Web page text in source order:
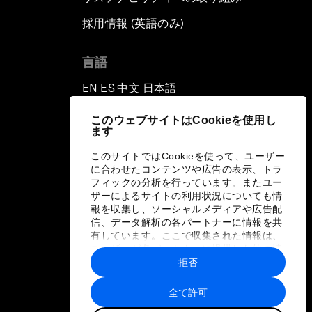
このウェブサイトはCookieを使用し
ます
このサイトではCookieを使って、ユーザー
に合わせたコンテンツや広告の表示、トラ
フィックの分析を行っています。またユー
ザーによるサイトの利用状況についても情
報を収集し、ソーシャルメディアや広告配
信、データ解析の各パートナーに情報を共
有しています。ここで収集された情報は、
ユーザーが各パートナーに提供した他の情
報や各パートナーのサービスを使用した際
に収集された情報と組み合わされ、各パー
トナーによって使用されることがありま
す。
全て許可
拒否
採用情報 (英語のみ)
言語
EN ▪ES▪中文▪ 日本語